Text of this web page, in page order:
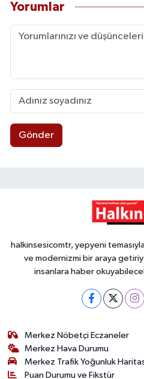
Yorumlar
Gönder
halkinsesicomtr, yepyeni
ve modernizmi bir araya
insanlara haber
Merkez Nöbetçi Eczaneler
Merkez Hava Durumu
Merkez Trafik Yoğunluk
Puan Durumu ve Fikstür